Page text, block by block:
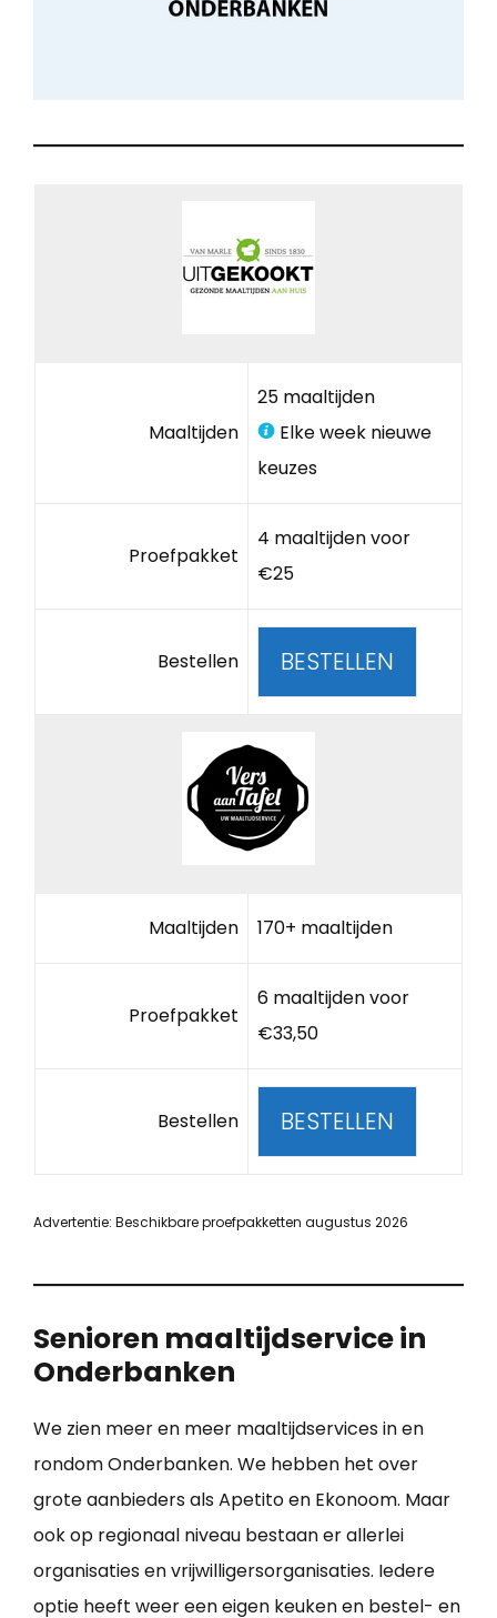
Maaltijden
25 maaltijden
Elke week nieuwe
keuzes
Proefpakket
4 maaltijden voor
€25
Bestellen BESTELLEN
Maaltijden 170+ maaltijden
Proefpakket
6 maaltijden voor
€33,50
Bestellen BESTELLEN
Advertentie: Beschikbare proefpakketten augustus 2026
Senioren maaltijdservice in
Onderbanken
We zien meer en meer maaltijdservices in en
rondom Onderbanken. We hebben het over
grote aanbieders als Apetito en Ekonoom. Maar
ook op regionaal niveau bestaan er allerlei
organisaties en vrijwilligersorganisaties. Iedere
optie heeft weer een eigen keuken en bestel- en